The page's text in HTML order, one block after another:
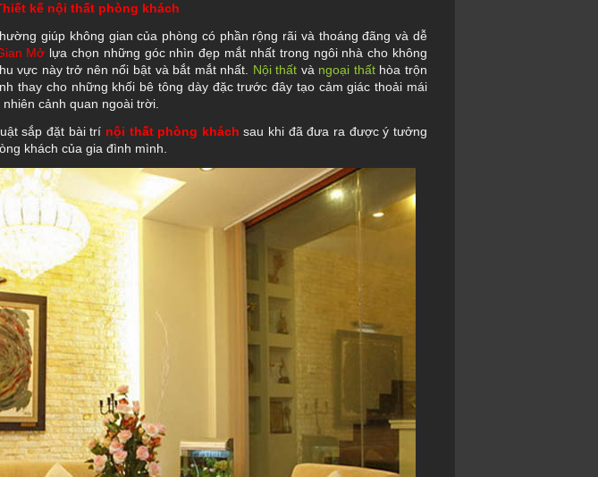
kế nội thất phòng khách
giúp không gian của phòng có phần rộng rãi và thoáng đãng và dễ
Mở lựa chọn những góc nhìn đẹp mắt nhất trong ngôi nhà cho không
vực này trở nên nổi bật và bắt mắt nhất. Nội thất và ngoại thất hòa trộn
thay cho những khối bê tông dày đặc trước đây tạo cảm giác thoải mái
cảnh quan ngoài trời.
sắp đặt bài trí nội thất phòng khách sau khi đã đưa ra được ý tưởng
khách của gia đình mình.